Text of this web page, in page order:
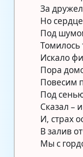
За
Но
Под
Искало
Пора
Повесим
Под
Сказал –
И, страх
В залив
Мы с